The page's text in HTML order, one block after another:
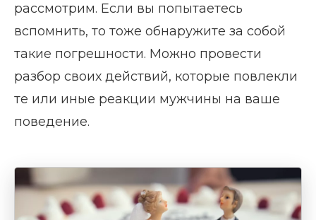
рассмотрим. Если вы попытаетесь
вспомнить, то тоже обнаружите за собой
такие погрешности. Можно провести
разбор своих действий, которые повлекли
те или иные реакции мужчины на ваше
поведение.